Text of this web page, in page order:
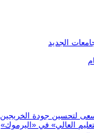
الجديد
العالي» في «اليرموك»